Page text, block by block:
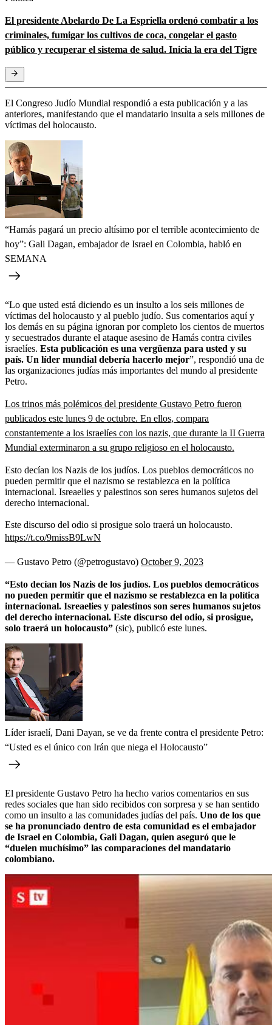
El presidente Abelardo De La Espriella ordenó combatir a los
criminales, fumigar los cultivos de coca, congelar el gasto
público y recuperar el sistema de salud. Inicia la era del Tigre
El Congreso Judío Mundial respondió a esta publicación y a las
anteriores, manifestando que el mandatario insulta a seis millones de
víctimas del holocausto.
“Hamás pagará un precio altísimo por el terrible acontecimiento de
hoy”: Gali Dagan, embajador de Israel en Colombia, habló en
SEMANA
“Lo que usted está diciendo es un insulto a los seis millones de
víctimas del holocausto y al pueblo judío. Sus comentarios aquí y
los demás en su página ignoran por completo los cientos de muertos
y secuestrados durante el ataque asesino de Hamás contra civiles
israelíes. Esta publicación es una vergüenza para usted y su
país. Un líder mundial debería hacerlo mejor”, respondió una de
las organizaciones judías más importantes del mundo al presidente
Petro.
Los trinos más polémicos del presidente Gustavo Petro fueron
publicados este lunes 9 de octubre. En ellos, compara
constantemente a los israelíes con los nazis, que durante la II Guerra
Mundial exterminaron a su grupo religioso en el holocausto.
Esto decían los Nazis de los judíos. Los pueblos democráticos no
pueden permitir que el nazismo se restablezca en la política
internacional. Isreaelies y palestinos son seres humanos sujetos del
derecho internacional.
Este discurso del odio si prosigue solo traerá un holocausto.
https://t.co/9missB9LwN
— Gustavo Petro (@petrogustavo) October 9, 2023
“Esto decían los Nazis de los judíos. Los pueblos democráticos
no pueden permitir que el nazismo se restablezca en la política
internacional. Isreaelies y palestinos son seres humanos sujetos
del derecho internacional. Este discurso del odio, si prosigue,
solo traerá un holocausto” (sic), publicó este lunes.
Líder israelí, Dani Dayan, se ve da frente contra el presidente Petro:
“Usted es el único con Irán que niega el Holocausto”
El presidente Gustavo Petro ha hecho varios comentarios en sus
redes sociales que han sido recibidos con sorpresa y se han sentido
como un insulto a las comunidades judías del país. Uno de los que
se ha pronunciado dentro de esta comunidad es el embajador
de Israel en Colombia, Gali Dagan, quien aseguró que le
“duelen muchísimo” las comparaciones del mandatario
colombiano.